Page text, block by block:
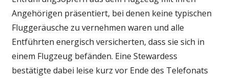
Angehörigen präsentiert, bei denen keine typischen
Fluggeräusche zu vernehmen waren und alle
Entführten energisch versicherten, dass sie sich in
einem Flugzeug befänden. Eine Stewardess
bestätigte dabei leise kurz vor Ende des Telefonats